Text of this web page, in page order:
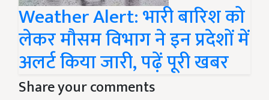
Weather Alert: भारी बारिश को
लेकर मौसम विभाग ने इन प्रदेशों में
अलर्ट किया जारी, पढ़ें पूरी खबर
Share your comments